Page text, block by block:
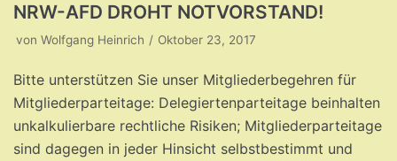
NRW-AFD DROHT NOTVORSTAND!
von Wolfgang Heinrich Oktober 23, 2017
Bitte unterstützen Sie unser Mitgliederbegehren für
Mitgliederparteitage: Delegiertenparteitage beinhalten
unkalkulierbare rechtliche Risiken; Mitgliederparteitage
sind dagegen in jeder Hinsicht selbstbestimmt und